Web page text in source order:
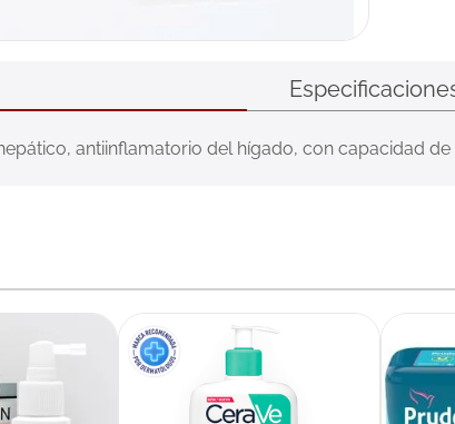
antiinflamatorio del hígado, con capacidad